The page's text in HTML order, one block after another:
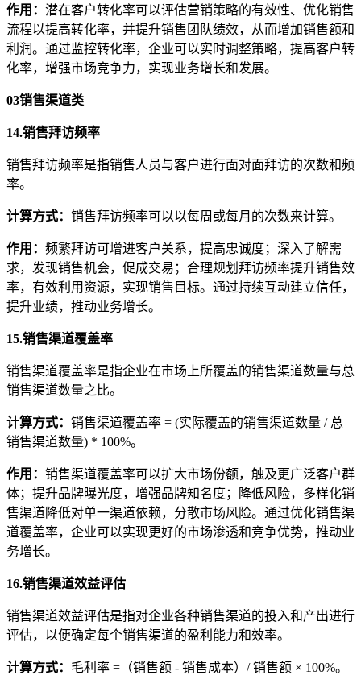
作用 ： 潜在客户转化率可以评估营销策略的有效性、优化销售
流程以提高转化率，并提升销售团队绩效，从而增加销售额和
利润。通过监控转化率，企业可以实时调整策略，提高客户转
化率，增强市场竞争力，实现业务增长和发展。
03销售渠道类
14.销售拜访频率
销售拜访频率是指销售人员与客户进行面对面拜访的次数和频
率。
计算方式： 销售拜访频率可以以每周或每月的次数来计算。
作用 ： 频繁拜访可增进客户关系，提高忠诚度；深入了解需
求，发现销售机会，促成交易；合理规划拜访频率提升销售效
率，有效利用资源，实现销售目标。通过持续互动建立信任，
提升业绩，推动业务增长。
15.销售渠道覆盖率
销售渠道覆盖率是指企业在市场上所覆盖的销售渠道数量与总
销售渠道数量之比。
计算方式： 销售渠道覆盖率 = (实际覆盖的销售渠道数量 / 总
销售渠道数量) * 100%。
作用 ： 销售渠道覆盖率可以扩大市场份额，触及更广泛客户群
体；提升品牌曝光度，增强品牌知名度；降低风险，多样化销
售渠道降低对单一渠道依赖，分散市场风险。通过优化销售渠
道覆盖率，企业可以实现更好的市场渗透和竞争优势，推动业
务增长。
16.销售渠道效益评估
销售渠道效益评估是指对企业各种销售渠道的投入和产出进行
评估，以便确定每个销售渠道的盈利能力和效率。
计算方式： 毛利率 =（销售额 - 销售成本）/ 销售额 × 100%。